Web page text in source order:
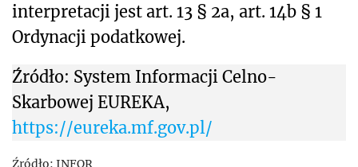
interpretacji jest art. 13 § 2a, art. 14b § 1
Ordynacji podatkowej.
Źródło: System Informacji Celno-
Skarbowej EUREKA,
https://eureka.mf.gov.pl/
Źródło: INFOR